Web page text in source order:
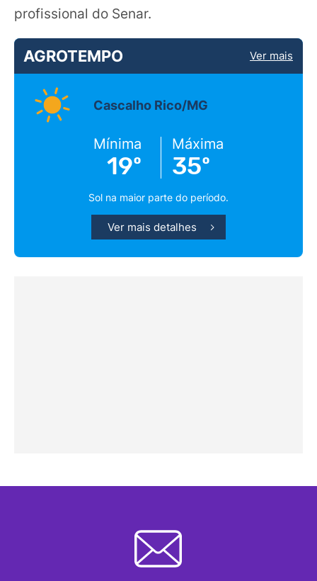
profissional do Senar.
AGROTEMPO Ver mais
Cascalho Rico/MG
Mínima
19º
Máxima
35º
Sol na maior parte do período.
Ver mais detalhes